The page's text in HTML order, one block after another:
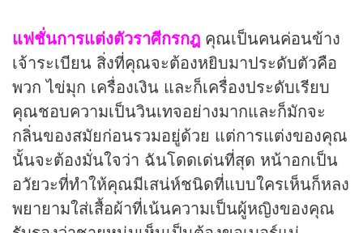
แฟชั่นการแต่งตัวราศีกรกฎ คุณเป็นคนค่อนข้าง
เจ้าระเบียน สิ่งที่คุณจะต้องหยิบมาประดับตัวคือ
พวก ไข่มุก เครื่องเงิน และก็เครื่องประดับเรียบ
คุณชอบความเป็นวินเทจอย่างมากและก็มักจะ
กลิ่นของสมัยก่อนรวมอยู่ด้วย แต่การแต่งของคุณ
นั้นจะต้องมั่นใจว่า ฉันโดดเด่นที่สุด หน้าอกเป็น
อวัยวะที่ทำให้คุณมีเสน่ห์ชนิดที่แบบใครเห็นก็หลง
พยายามใส่เสื้อผ้าที่เน้นความเป็นผู้หญิงของคุณ